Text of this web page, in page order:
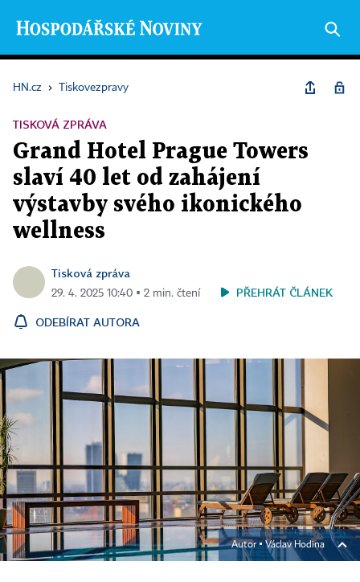
HN.cz › Tiskovezpravy
TISKOVÁ ZPRÁVA
Grand Hotel Prague Towers
slaví 40 let od zahájení
výstavby svého ikonického
wellness
Tisková zpráva
29. 4. 2025 10:40 ▪ 2 min. čtení PŘEHRÁT ČLÁNEK
ODEBÍRAT AUTORA
Autor ▪Václav Hodina